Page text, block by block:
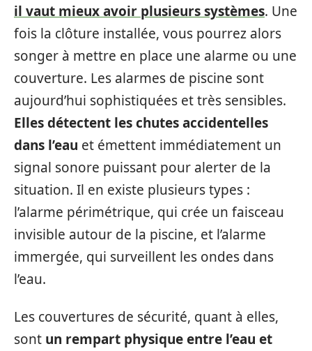
il vaut mieux avoir plusieurs systèmes. Une
fois la clôture installée, vous pourrez alors
songer à mettre en place une alarme ou une
couverture. Les alarmes de piscine sont
aujourd’hui sophistiquées et très sensibles.
Elles détectent les chutes accidentelles
dans l’eau et émettent immédiatement un
signal sonore puissant pour alerter de la
situation. Il en existe plusieurs types :
l’alarme périmétrique, qui crée un faisceau
invisible autour de la piscine, et l’alarme
immergée, qui surveillent les ondes dans
l’eau.
Les couvertures de sécurité, quant à elles,
sont un rempart physique entre l’eau et